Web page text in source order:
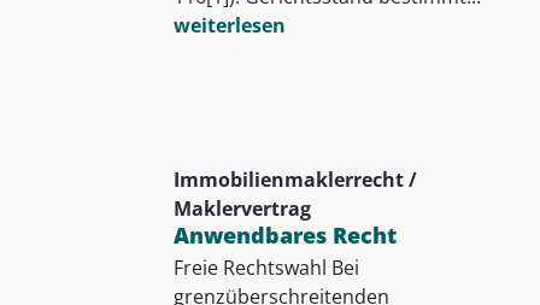
weiterlesen
Immobilienmaklerrecht /
Maklervertrag
Anwendbares Recht
Freie Rechtswahl Bei
grenzüberschreitenden